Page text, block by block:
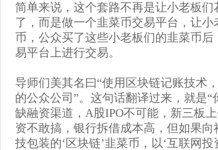
简单来说，这个套路不再是让小老板们
了，而是做一个韭菜币交易平台，让小
币，公众买了这些小老板们的韭菜币
易平台上进行交易。
导师们美其名曰“使用区块链记账技术
的公众公司”。这句话翻译过来，就是“
缺融资渠道，A股IPO不可能，新三板
资不敢搞，银行拆借成本高，但如果
技包装的‘区块链’韭菜币，以‘互联网